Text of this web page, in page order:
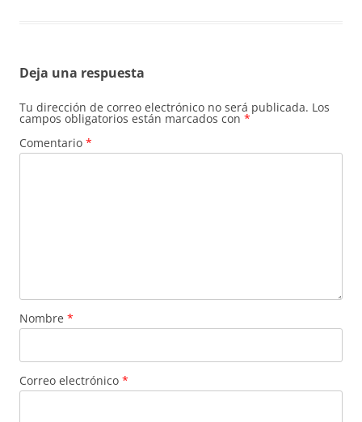
Deja una respuesta
Tu dirección de correo electrónico no será publicada. Los
campos obligatorios están marcados con *
Comentario *
Nombre *
Correo electrónico *